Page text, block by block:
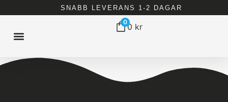
SNABB LEVERANS 1-2 DAGAR
00 kr